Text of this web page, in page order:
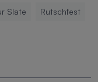
Slate Rutschfest